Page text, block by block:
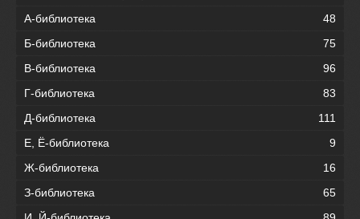
А-библиотека
48
Б-библиотека
75
В-библиотека
96
Г-библиотека
83
Д-библиотека
111
Е, Ё-библиотека
9
Ж-библиотека
16
З-библиотека
65